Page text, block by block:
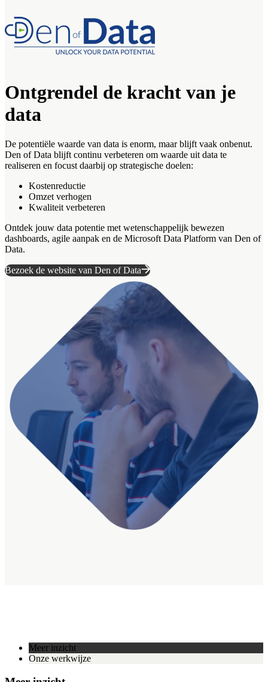
Ontgrendel de kracht van je
data
De potentiële waarde van data is enorm, maar blijft vaak onbenut.
Den of Data blijft continu verbeteren om waarde uit data te
realiseren en focust daarbij op strategische doelen:
Kostenreductie
Omzet verhogen
Kwaliteit verbeteren
Ontdek jouw data potentie met wetenschappelijk bewezen
dashboards, agile aanpak en de Microsoft Data Platform van Den of
Data.
Bezoek de website van Den of Data
Meer inzicht
Onze werkwijze